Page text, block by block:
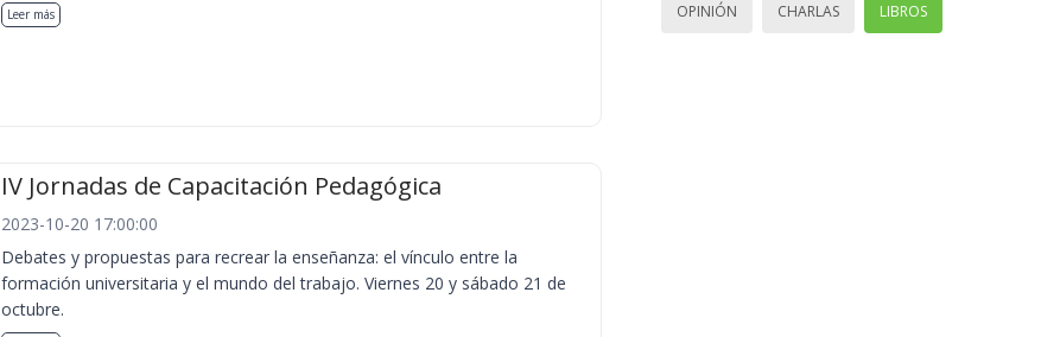
Leer más
IV Jornadas de Capacitación Pedagógica
2023-10-20 17:00:00
Debates y propuestas para recrear la enseñanza: el vínculo entre la
formación universitaria y el mundo del trabajo. Viernes 20 y sábado 21 de
octubre.
OPINIÓN CHARLAS LIBROS